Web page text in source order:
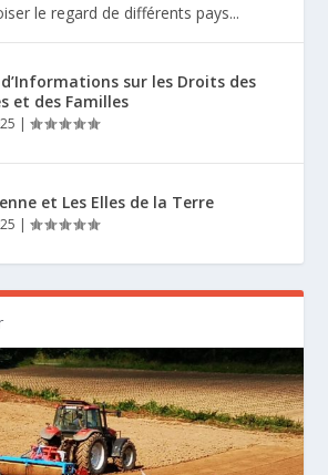
le regard de différents pays...
sur les Droits des
et des Familles
|
et Les Elles de la Terre
|